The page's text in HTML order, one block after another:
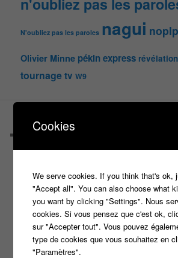
n'oubliez pas les
N'oubliez pas les paroles nagui noplp
Olivier Minne pékin express révélation
tournagetv W9
PAGES
C’est quoi un casteur ?
Harry
Motus
Slam
C’est quoi un casting ?
Tous les castings
Les 12 coups de midi
Les Z’Amours
Cookies
We serve cookies. If you think that's ok,
"Accept all". You can also choose what
you want by clicking "Settings". Nous
cookies. Si vous pensez que c'est ok,
sur "Accepter tout". Vous pouvez
type de cookies que vous souhaitez en
"Paramètres".